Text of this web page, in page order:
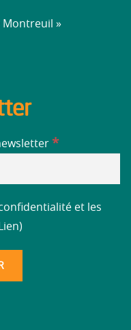
Montreuil »
*
et les
Lien)